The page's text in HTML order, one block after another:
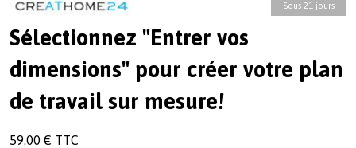
Sous 21 jours
Sélectionnez "Entrer vos
dimensions" pour créer votre plan
de travail sur mesure!
59.00 € TTC